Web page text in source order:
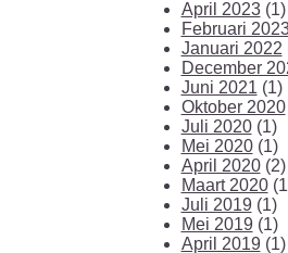
April 2023(1)
Februari
Januari 2022
December
Juni 2021 (1)
Oktober 2020
Juli 2020(1)
Mei 2020(1)
April 2020(2)
Maart 2020
Juli 2019(1)
Mei 2019(1)
April 2019(1)